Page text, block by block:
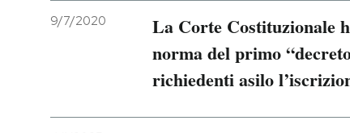
9/7/2020
La Corte Costituzionale
norma del primo
richiedenti asilo